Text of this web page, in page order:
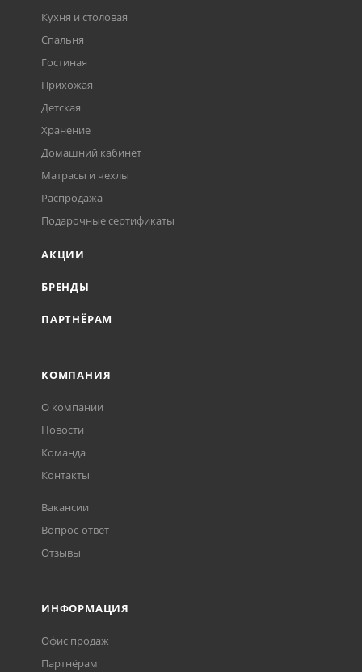
Кухня и столовая
Спальня
Гостиная
Прихожая
Детская
Хранение
Домашний кабинет
Матрасы и чехлы
Распродажа
Подарочные сертификаты
АКЦИИ
БРЕНДЫ
ПАРТНЁРАМ
КОМПАНИЯ
О компании
Новости
Команда
Контакты
Вакансии
Вопрос-ответ
Отзывы
ИНФОРМАЦИЯ
Офис продаж
Партнёрам